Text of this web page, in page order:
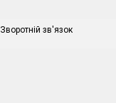
Зворотній зв'язок